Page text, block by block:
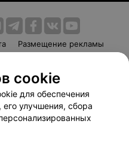
Размещение рекламы
Способы оплаты
Партнеры
103.by
cookie
для обеспечения
его улучшения, сбора